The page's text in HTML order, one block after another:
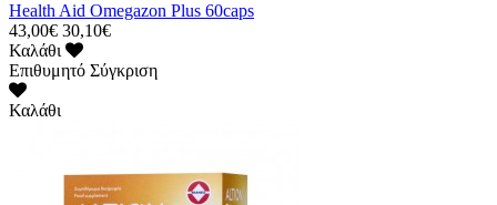
Health Aid Omegazon Plus 60caps
43,00€ 30,10€
Καλάθι
Επιθυμητό Σύγκριση
Καλάθι